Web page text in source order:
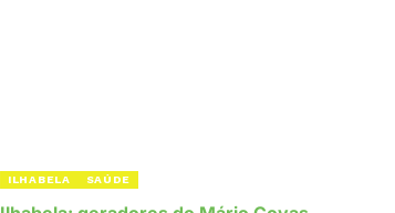
ILHABELA SAÚDE